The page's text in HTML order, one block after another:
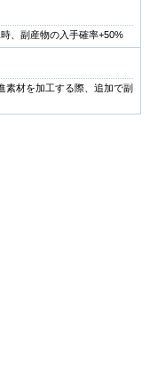
、副産物の入手確率+50%
素材を加工する際、追加で副